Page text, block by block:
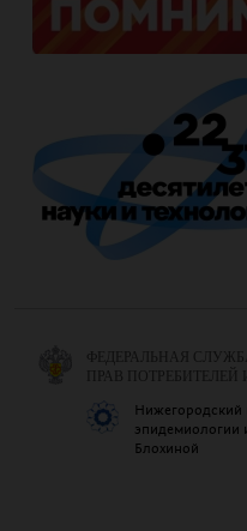
ФЕДЕРАЛЬНАЯ
ПРАВ
Нижегородский
эпидемиологии
Блохиной